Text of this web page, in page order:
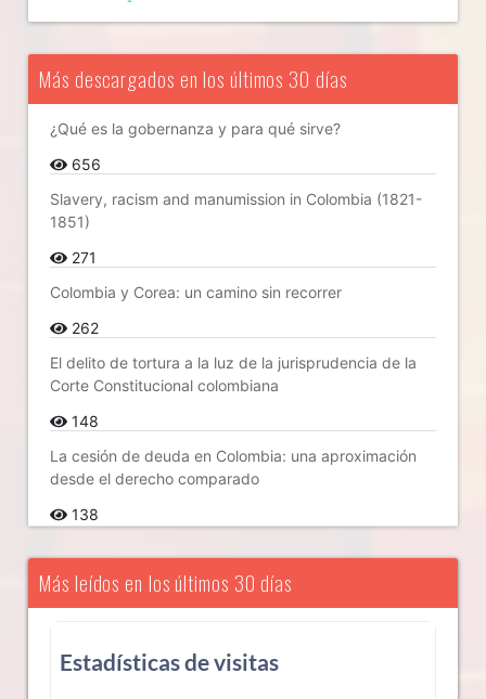
Más descargados en los últimos 30 días
¿Qué es la gobernanza y para qué sirve?
656
Slavery, racism and manumission in Colombia (1821-
1851)
271
Colombia y Corea: un camino sin recorrer
262
El delito de tortura a la luz de la jurisprudencia de la
Corte Constitucional colombiana
148
La cesión de deuda en Colombia: una aproximación
desde el derecho comparado
138
Más leídos en los últimos 30 días